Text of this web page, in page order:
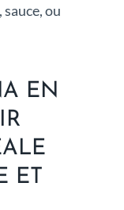
ou
EN
ET